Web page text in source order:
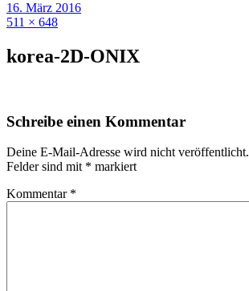
16. März 2016
511 × 648
korea-2D-ONIX
Schreibe einen Kommentar
Deine E-Mail-Adresse wird nicht veröffentlicht.
Felder sind mit * markiert
Kommentar *